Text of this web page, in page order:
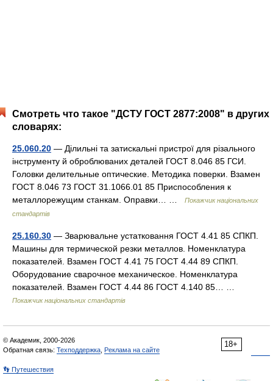
Смотреть что такое "ДСТУ ГОСТ 2877:2008" в других
словарях:
25.060.20 — Ділильні та затискальні пристрої для різального
інструменту й оброблюваних деталей ГОСТ 8.046 85 ГСИ.
Головки делительные оптические. Методика поверки. Взамен
ГОСТ 8.046 73 ГОСТ 31.1066.01 85 Приспособления к
металлорежущим станкам. Оправки… …
Покажчик національних
стандартів
25.160.30 — Зварювальне устатковання ГОСТ 4.41 85 СПКП.
Машины для термической резки металлов. Номенклатура
показателей. Взамен ГОСТ 4.41 75 ГОСТ 4.44 89 СПКП.
Оборудование сварочное механическое. Номенклатура
показателей. Взамен ГОСТ 4.44 86 ГОСТ 4.140 85… …
Покажчик національних стандартів
18+
© Академик, 2000-2026
Обратная связь: Техподдержка Реклама на сайте
👣 Путешествия